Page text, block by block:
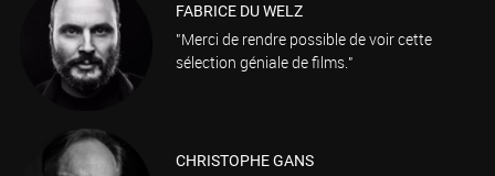
FABRICE DU WELZ
"Merci de rendre possible de voir cette
sélection géniale de films."
CHRISTOPHE GANS